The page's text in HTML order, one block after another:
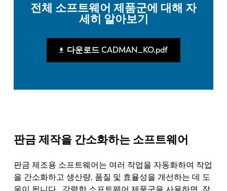
전체 소프트웨어 제품군에 대해 자
세히 알아보기
다운로드 CADMAN_KO.pdf
판금 제작을 간소화하는 소프트웨어
판금 제조용 소프트웨어는 여러 작업을 자동화하여 작업
을 간소화하고 생산량, 품질 및 효율성을 개선하는 데 도